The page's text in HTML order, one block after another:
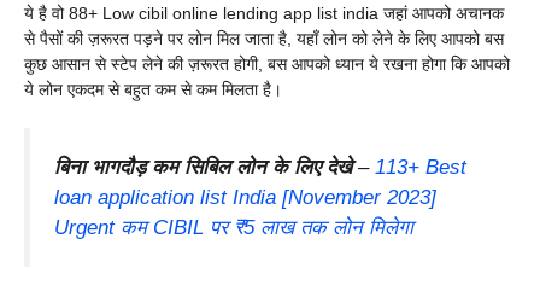
ये है वो 88+ Low cibil online lending app list india जहां आपको अचानक
से पैसों की ज़रूरत पड़ने पर लोन मिल जाता है, यहाँ लोन को लेने के लिए आपको बस
कुछ आसान से स्टेप लेने की ज़रूरत होगी, बस आपको ध्यान ये रखना होगा कि आपको
ये लोन एकदम से बहुत कम से कम मिलता है।
बिना भागदौड़ कम सिबिल लोन के लिए देखे– 113+ Best
loan application list India [November 2023]
Urgent कम CIBIL पर ₹5 लाख तक लोन मिलेगा